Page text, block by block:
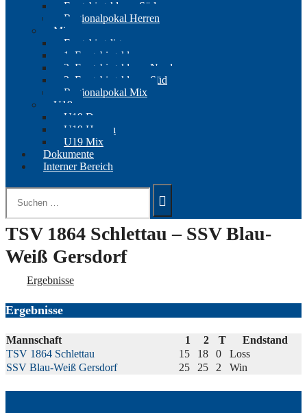
Erzgebirgsklasse Süd
Regionalpokal Herren
Mix
Erzgebirgsliga
1. Erzgebirgsklasse
2. Erzgebirgsklasse Nord
2. Erzgebirgsklasse Süd
Regionalpokal Mix
U19
U19 Damen
U19 Herren
U19 Mix
Dokumente
Interner Bereich
Suchen
nach:
TSV 1864 Schlettau – SSV Blau-
Weiß Gersdorf
Ergebnisse
Ergebnisse
Mannschaft 1 2 T
Endstand
TSV 1864 Schlettau
15 18 0
Loss
SSV Blau-Weiß Gersdorf
25 25 2 Win